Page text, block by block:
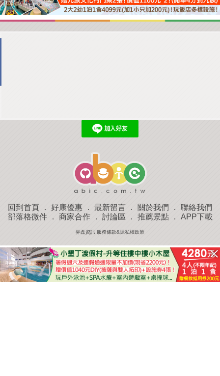
回到首頁 ． 好康優惠 ． 最新留言 ． 關於我們 ． 聯絡我們
部落格微件． 商家合作． 討論區 ． 推薦景點． APP下載
羿磊資訊 服務條款&隱私權政策